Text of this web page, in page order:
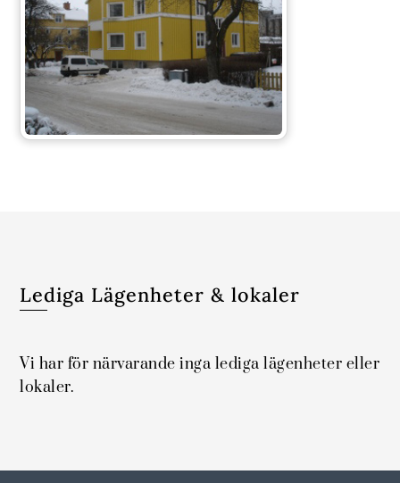
Lediga Lägenheter & lokaler
Vi har för närvarande inga lediga lägenheter eller
lokaler.